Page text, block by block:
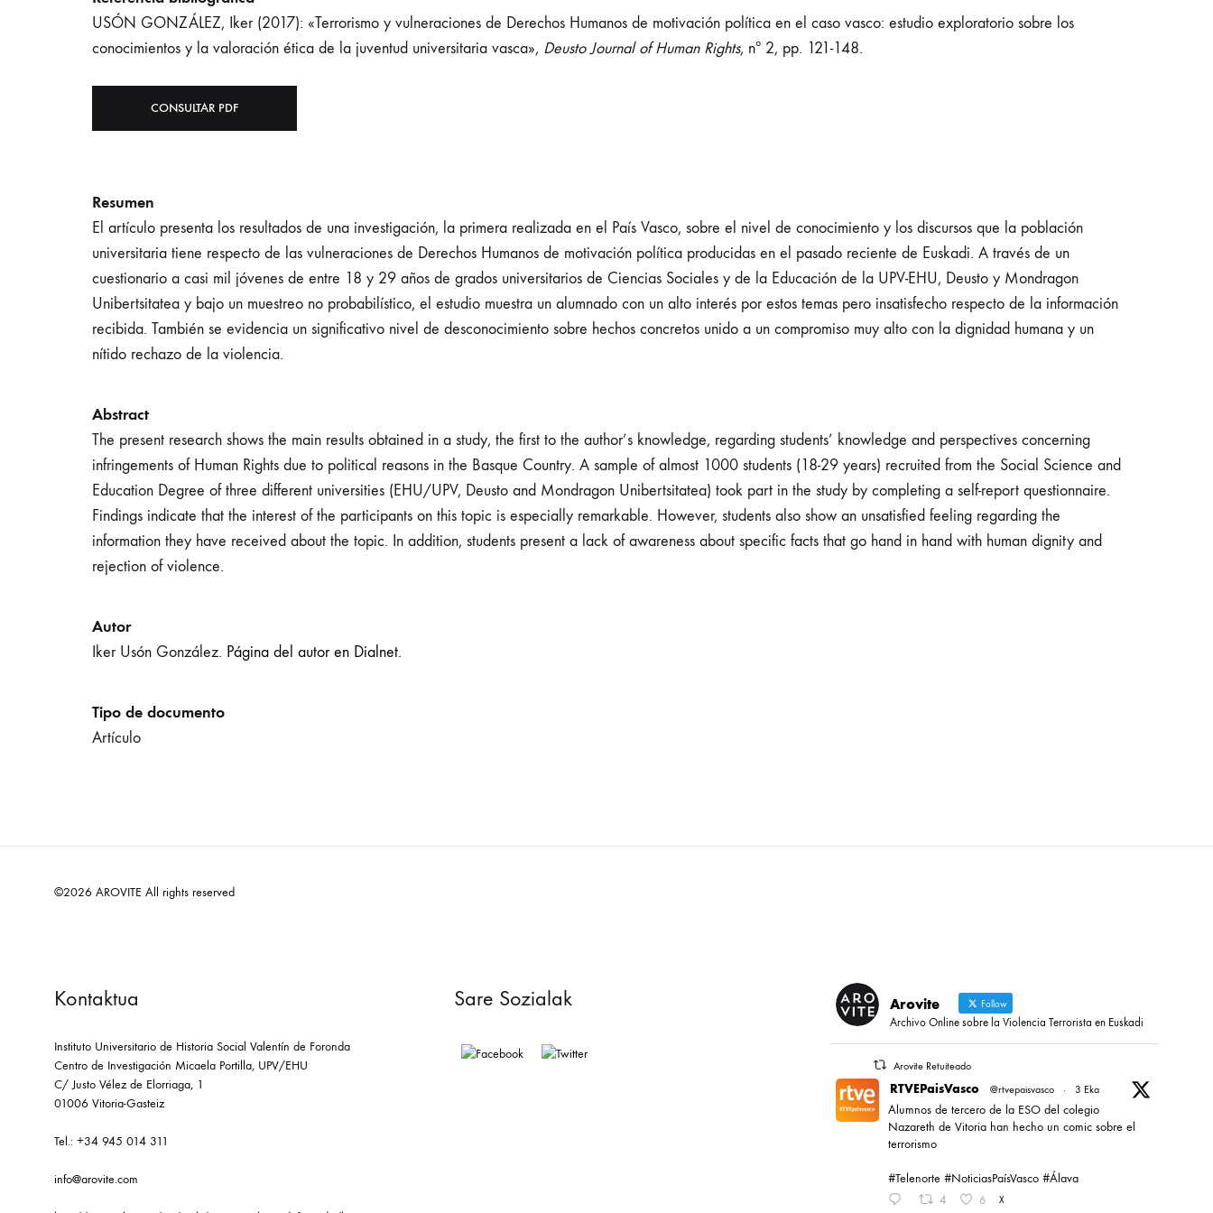
USÓN GONZÁLEZ, Iker (2017): «Terrorismo y vulneraciones de Derechos Humanos de motivación política en el caso vasco: estudio exploratorio sobre los
conocimientos y la valoración ética de la juventud universitaria vasca», Deusto Journal of Human Rights, nº 2, pp. 121-148.
CONSULTAR PDF
Resumen
El artículo presenta los resultados de una investigación, la primera realizada en el País Vasco, sobre el nivel de conocimiento y los discursos que la población
universitaria tiene respecto de las vulneraciones de Derechos Humanos de motivación política producidas en el pasado reciente de Euskadi. A través de un
cuestionario a casi mil jóvenes de entre 18 y 29 años de grados universitarios de Ciencias Sociales y de la Educación de la UPV-EHU, Deusto y Mondragon
Unibertsitatea y bajo un muestreo no probabilístico, el estudio muestra un alumnado con un alto interés por estos temas pero insatisfecho respecto de la información
recibida. También se evidencia un significativo nivel de desconocimiento sobre hechos concretos unido a un compromiso muy alto con la dignidad humana y un
nítido rechazo de la violencia.
Abstract
The present research shows the main results obtained in a study, the first to the author’s knowledge, regarding students’ knowledge and perspectives concerning
infringements of Human Rights due to political reasons in the Basque Country. A sample of almost 1000 students (18-29 years) recruited from the Social Science and
Education Degree of three different universities (EHU/UPV, Deusto and Mondragon Unibertsitatea) took part in the study by completing a self-report questionnaire.
Findings indicate that the interest of the participants on this topic is especially remarkable. However, students also show an unsatisfied feeling regarding the
information they have received about the topic. In addition, students present a lack of awareness about specific facts that go hand in hand with human dignity and
rejection of violence.
Autor
Iker Usón González. Página del autor en Dialnet.
Tipo de documento
Artículo
©2026 AROVITE All rights reserved
Kontaktua
Instituto Universitario de Historia Social Valentín de Foronda
Centro de Investigación Micaela Portilla, UPV/EHU
C/ Justo Vélez de Elorriaga, 1
01006 Vitoria-Gasteiz
Tel.: +34 945 014 311
info@arovite.com
Sare Sozialak Arovite Follow
Archivo Online sobre la Violencia Terrorista en Euskadi
Arovite Retuiteado
RTVEPaisVasco @rtvepaisvasco · 3 Eka
Alumnos de tercero de la ESO del colegio
Nazareth de Vitoria han hecho un comic sobre el
terrorismo
#Telenorte #NoticiasPaísVasco #Álava
4 6 X